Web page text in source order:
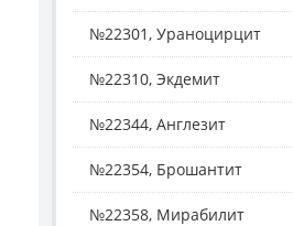
№22301, Ураноцирцит
№22310, Экдемит
№22344, Англезит
№22354, Брошантит
№22358, Мирабилит